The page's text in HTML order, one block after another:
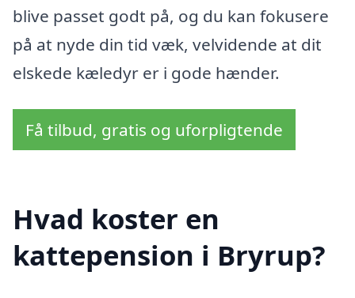
blive passet godt på, og du kan fokusere
på at nyde din tid væk, velvidende at dit
elskede kæledyr er i gode hænder.
Få tilbud, gratis og uforpligtende
Hvad koster en
kattepension i Bryrup?